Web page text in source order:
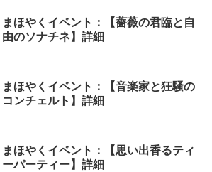
まほやくイベント：【薔薇の君臨と自
由のソナチネ】詳細
まほやくイベント：【音楽家と狂騒の
コンチェルト】詳細
まほやくイベント：【思い出香るティ
ーパーティー】詳細